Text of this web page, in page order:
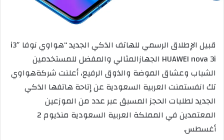
قبيل الإطلاق الرسمي للهاتف الذكي الجديد“هواوي نوفا i3″
HUAWEI nova3i الجهازالمثالي والمفضل للمستخدمين
الشباب وعشاق الموضة والذوق الرفيع،أعلنتشركةهواوي
تك انفستمنت العربية السعودية عن إتاحةهاتفها الذكي
الجديد لطلبات الحجز المسبق عبرعدد من الموزعين
المعتمدين في المملكة العربية السعودية منذيوم2
أغسطس.